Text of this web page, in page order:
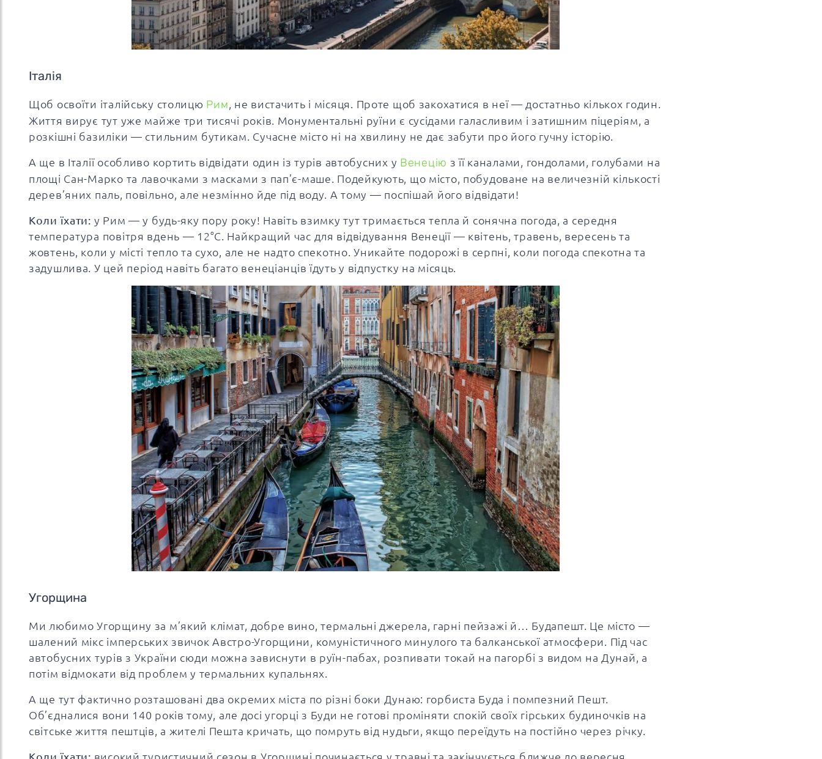
Італія
Щоб освоїти італійську столицю Рим, не вистачить і місяця. Проте щоб закохатися в неї — достатньо кількох годин.
Життя вирує тут уже майже три тисячі років. Монументальні руїни є сусідами галасливим і затишним піцеріям, а
розкішні базиліки — стильним бутикам. Сучасне місто ні на хвилину не дає забути про його гучну історію.
А ще в Італії особливо кортить відвідати один із турів автобусних у Венецію з її каналами, гондолами, голубами на
площі Сан-Марко та лавочками з масками з пап’є-маше. Подейкують, що місто, побудоване на величезній кількості
дерев’яних паль, повільно, але незмінно йде під воду. А тому — поспішай його відвідати!
Коли їхати: у Рим — у будь-яку пору року! Навіть взимку тут тримається тепла й сонячна погода, а середня
температура повітря вдень — 12°C. Найкращий час для відвідування Венеції — квітень, травень, вересень та
жовтень, коли у місті тепло та сухо, але не надто спекотно. Уникайте подорожі в серпні, коли погода спекотна та
задушлива. У цей період навіть багато венеціанців їдуть у відпустку на місяць.
Угорщина
Ми любимо Угорщину за м’який клімат, добре вино, термальні джерела, гарні пейзажі й… Будапешт. Це місто —
шалений мікс імперських звичок Австро-Угорщини, комуністичного минулого та балканської атмосфери. Під час
автобусних турів з України сюди можна зависнути в руїн-пабах, розпивати токай на пагорбі з видом на Дунай, а
потім відмокати від проблем у термальних купальнях.
А ще тут фактично розташовані два окремих міста по різні боки Дунаю: горбиста Буда і помпезний Пешт.
Об’єдналися вони 140 років тому, але досі угорці з Буди не готові проміняти спокій своїх гірських будиночків на
світське життя пештців, а жителі Пешта кричать, що помруть від нудьги, якщо переїдуть на постійно через річку.
Коли їхати: високий туристичний сезон в Угорщині починається у травні та закінчується ближче до вересня.